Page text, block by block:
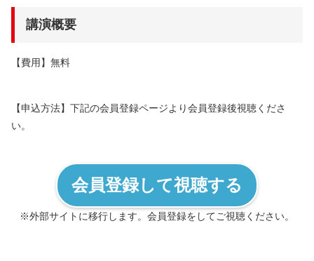
講演概要
【費用】無料
【申込方法】下記の会員登録ページより会員登録後視聴くださ
い。
会員登録して視聴する
※外部サイトに移行します。会員登録をしてご視聴ください。